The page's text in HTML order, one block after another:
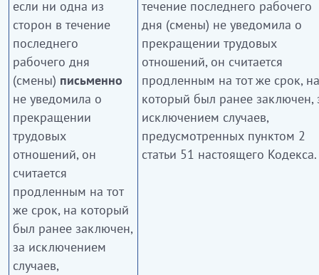
если ни одна из
сторон в течение
последнего
рабочего дня
(смены) письменно
не уведомила о
прекращении
трудовых
отношений, он
считается
продленным на тот
же срок, на который
был ранее заключен,
за исключением
случаев,
течение последнего рабочего
дня (смены) не уведомила о
прекращении трудовых
отношений, он считается
продленным на тот же срок, на
который был ранее заключен,
исключением случаев,
предусмотренных пунктом 2
статьи 51 настоящего Кодекса.